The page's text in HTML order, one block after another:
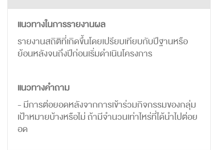
แนวทางในการรายงานผล
รายงานสถิติที่เกิดขึ้นโดยเปรียบเทียบกับปีฐานหรือ
ย้อนหลังจนถึงปีก่อนเริ่มดำเนินโครงการ
แนวทางคำถาม
- มีการต่อยอดหลังจากการเข้าร่วมกิจกรรมของกลุ่ม
เป้าหมายบ้างหรือไม่ ถ้ามีจำนวนเท่าไหร่ที่ได้นำไปต่อย
อด